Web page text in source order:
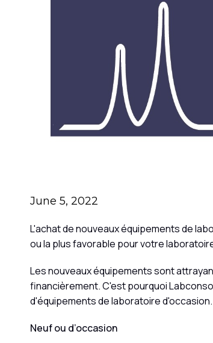
June 5, 2022
L'achat de nouveaux équipements de
ou la plus favorable pour votre
Les nouveaux équipements sont
financièrement. C'est pourquoi
d'équipements de laboratoire d'occasion.
Neuf ou d’occasion